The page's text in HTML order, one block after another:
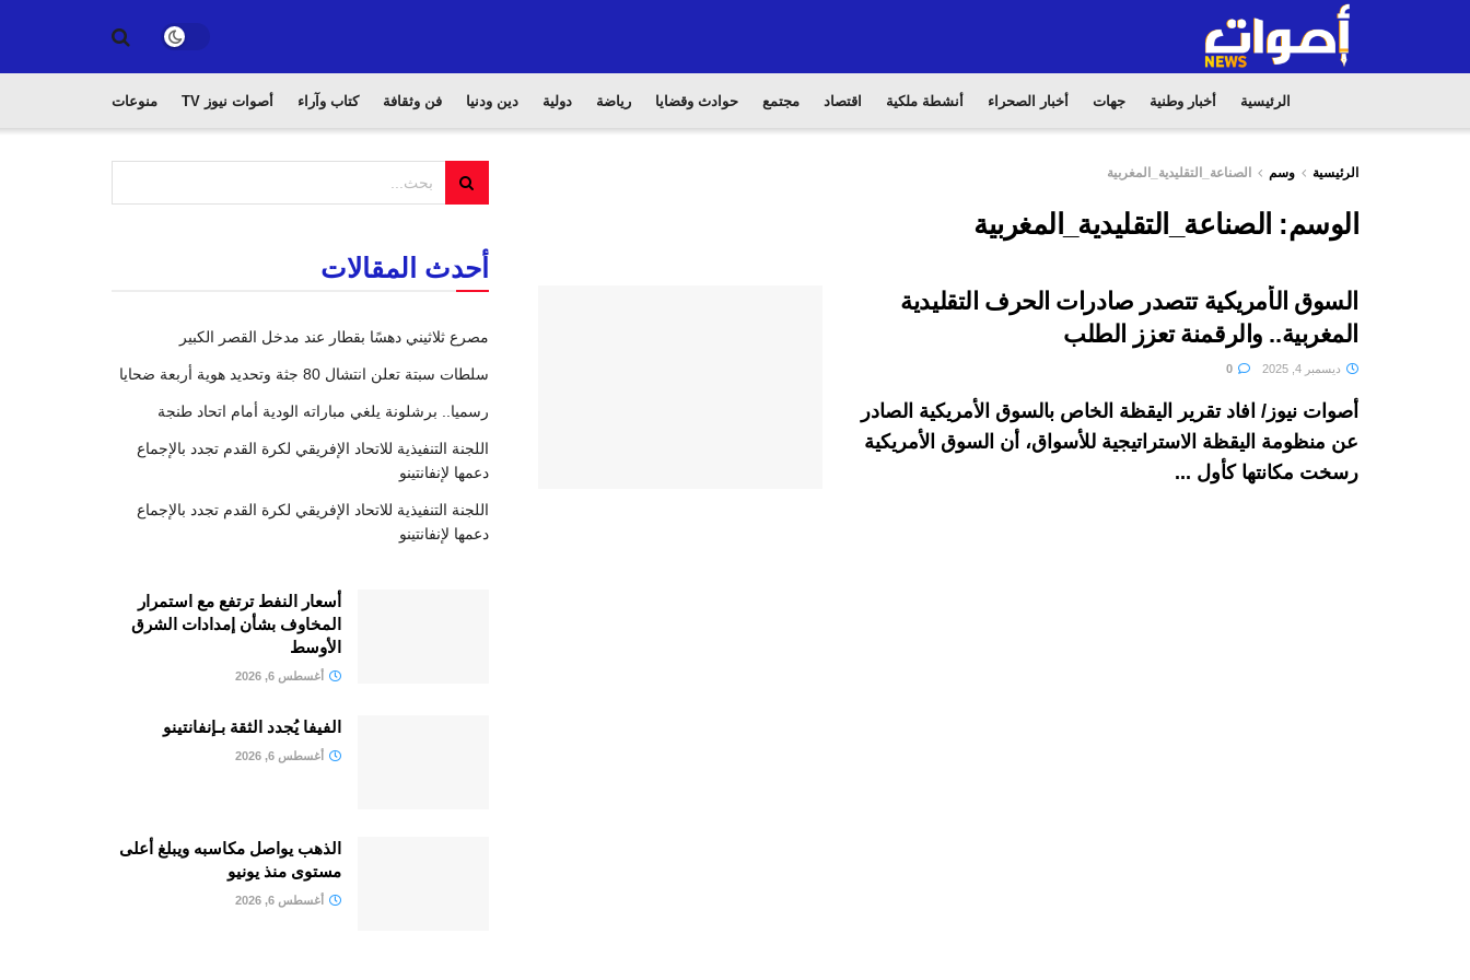
الرئيسية أخبار وطنية جهات أخبار الصحراء أنشطة ملكية اقتصاد مجتمع حوادث وقضايا رياضة دولية دين ودنيا فن وثقافة كتاب وآراء أصوات نيوز TV منوعات
الرئيسية وسم الصناعة_التقليدية_المغربية
الوسم: الصناعة_التقليدية_المغربية
السوق الأمريكية تتصدر صادرات الحرف التقليدية
المغربية.. والرقمنة تعزز الطلب
ديسمبر 4, 2025
أصوات نيوز/ افاد تقرير اليقظة الخاص بالسوق الأمريكية الصادر
عن منظومة اليقظة الاستراتيجية للأسواق، أن السوق الأمريكية
رسخت مكانتها كأول ...
أحدث المقالات
مصرع ثلاثيني دهسًا بقطار عند مدخل القصر الكبير
سلطات سبتة تعلن انتشال 80 جثة وتحديد هوية أربعة ضحايا
رسميا.. برشلونة يلغي مباراته الودية أمام اتحاد طنجة
اللجنة التنفيذية للاتحاد الإفريقي لكرة القدم تجدد بالإجماع
دعمها لإنفانتينو
اللجنة التنفيذية للاتحاد الإفريقي لكرة القدم تجدد بالإجماع
دعمها لإنفانتينو
أسعار النفط ترتفع مع استمرار
المخاوف بشأن إمدادات الشرق
الأوسط
أغسطس 6, 2026
الفيفا يُجدد الثقة بـإنفانتينو
أغسطس 6, 2026
الذهب يواصل مكاسبه ويبلغ أعلى
مستوى منذ يونيو
أغسطس 6, 2026